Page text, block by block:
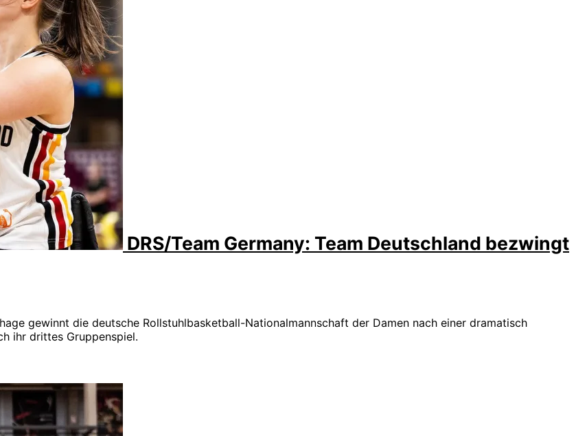
DRS/Team Germany: Team Deutschland bezwingt
gewinnt die deutsche Rollstuhlbasketball-Nationalmannschaft der Damen nach einer dramatisch
ihr drittes Gruppenspiel.